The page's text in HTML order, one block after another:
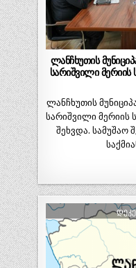
ლანჩხუთის
სარიშვილი მერიის
ლანჩხუთის
სარიშვილი მერიის
შეხვდა. სამუშაო